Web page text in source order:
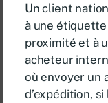
Un client
à une
proximité et à
acheteur
où envoyer un
d’expédition,